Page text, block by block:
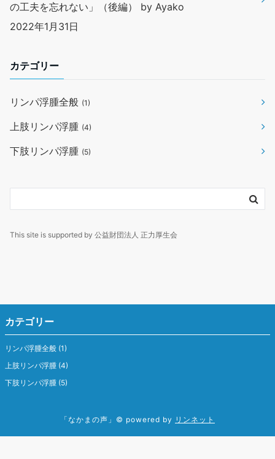
の工夫を忘れない」（後編） by Ayako
2022年1月31日
カテゴリー
リンパ浮腫全般 (1)
上肢リンパ浮腫 (4)
下肢リンパ浮腫 (5)
This site is supported by 公益財団法人 正力厚生会
カテゴリー
リンパ浮腫全般 (1)
上肢リンパ浮腫 (4)
下肢リンパ浮腫 (5)
「なかまの声」 © powered by リンネット